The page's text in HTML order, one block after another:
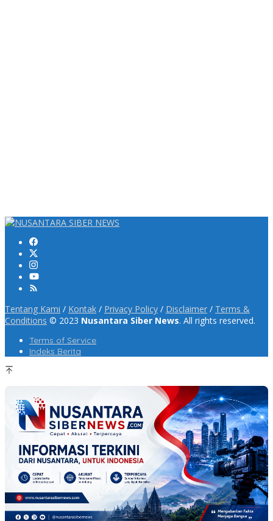
Tentang Kami / Kontak / Privacy Policy / Disclaimer / Terms &
Conditions © 2023 Nusantara Siber News. All rights reserved.
Terms of Service
Indeks Berita